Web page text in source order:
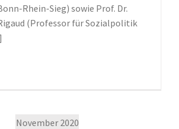
Rhein-Sieg) sowie Prof. Dr.
(Professor für Sozialpolitik
November 2020